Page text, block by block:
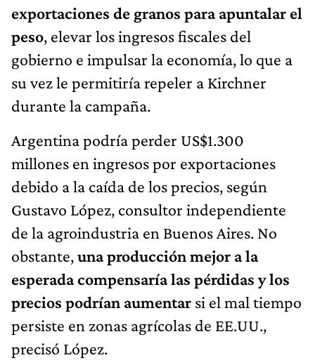
exportaciones de granos para apuntalar el
peso, elevar los ingresos fiscales del
gobierno e impulsar la economía, lo que a
su vez le permitiría repeler a Kirchner
durante la campaña.
Argentina podría perder US$1.300
millones en ingresos por exportaciones
debido a la caída de los precios, según
Gustavo López, consultor independiente
de la agroindustria en Buenos Aires. No
obstante,una producción mejor a la
esperada compensaría las pérdidas y los
precios podrían aumentar si el mal tiempo
persiste en zonas agrícolas de EE.UU.,
precisó López.